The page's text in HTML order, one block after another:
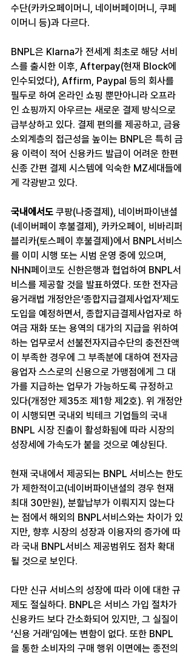
수단(카카오페이머니, 네이버페이머니, 쿠페
이머니 등)과 다르다.
BNPL은 Klarna가 전세계 최초로 해당 서비
스를 출시한 이후, Afterpay(현재 Block에
인수되었다), Affirm, Paypal 등의 회사를
필두로 하여 온라인 쇼핑 뿐만아니라 오프라
인 쇼핑까지 아우르는 새로운 결제 방식으로
급부상하고 있다. 결제 편의를 제공하고, 금융
소외계층의 접근성을 높이는 BNPL은 특히 금
융 이력이 적어 신용카드 발급이 어려운 한편
신종 간편 결제 시스템에 익숙한 MZ세대들에
게 각광받고 있다.
국내에서도 쿠팡(나중결제), 네이버파이낸셜
(네이버페이 후불결제), 카카오페이, 비바리퍼
블리카(토스페이 후불결제)에서 BNPL서비스
를 이미 시행 또는 시범 운영 중에 있으며,
NHN페이코도 신한은행과 협업하여 BNPL서
비스를 제공할 것을 발표하였다. 또한 전자금
융거래법 개정안은‘종합지급결제사업자’제도
도입을 예정하면서, 종합지급결제사업자로 하
여금 재화 또는 용역의 대가의 지급을 위하여
하는 업무로서 선불전자지급수단의 충전잔액
이 부족한 경우에 그 부족분에 대하여 전자금
융업자 스스로의 신용으로 가맹점에게 그 대
가를 지급하는 업무가 가능하도록 규정하고
있다(개정안 제35조 제1항 제2호). 위 개정안
이 시행되면 국내외 빅테크 기업들의 국내
BNPL 시장 진출이 활성화됨에 따라 시장의
성장세에 가속도가 붙을 것으로 예상된다.
현재 국내에서 제공되는 BNPL 서비스는 한도
가 제한적이고(네이버파이낸셜의 경우 현재
최대 30만원), 분할납부가 이뤄지지 않는다
는 점에서 해외의 BNPL서비스와는 차이가 있
지만, 향후 시장의 성장과 이용자의 증가에 따
라 국내 BNPL서비스 제공범위도 점차 확대
될 것으로 보인다.
다만 신규 서비스의 성장에 따라 이에 대한 규
제도 절실하다. BNPL은 서비스 가입 절차가
신용카드 보다 간소화되어 있지만, 그 실질이
‘신용 거래’임에는 변함이 없다. 또한 BNPL
을 통한 소비자의 구매 행위 이면에는 종전의